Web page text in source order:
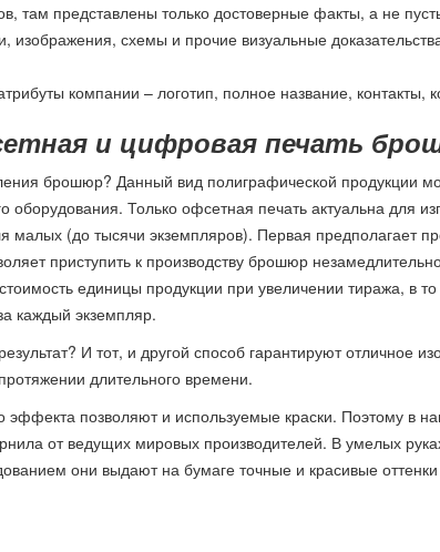
там представлены только достоверные факты, а не
изображения, схемы и прочие визуальные
компании – логотип, полное название, контакты,
и цифровая печать
брошюр? Данный вид полиграфической продукции
Только офсетная печать актуальна для
малых (до тысячи экземпляров). Первая предполагает
приступить к производству брошюр
единицы продукции при увеличении тиража, в
каждый экземпляр.
И тот, и другой способ гарантируют отличное
длительного времени.
эффекта позволяют и используемые краски. Поэтому в
от ведущих мировых производителей. В умелых
они выдают на бумаге точные и красивые оттенки